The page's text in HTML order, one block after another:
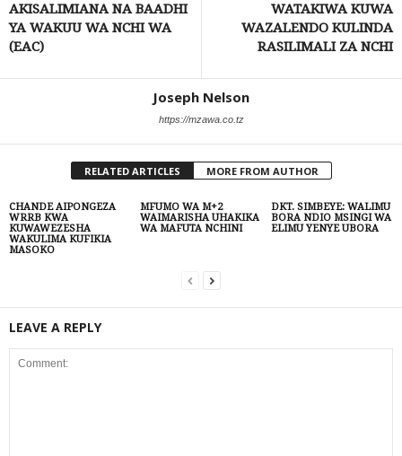
AKISALIMIANA NA BAADHI
YA WAKUU WA NCHI WA
(EAC)
WATAKIWA KUWA
WAZALENDO KULINDA
RASILIMALI ZA NCHI
Joseph Nelson
https://mzawa.co.tz
RELATED ARTICLES MORE FROM AUTHOR
CHANDE AIPONGEZA
WRRB KWA
KUWAWEZESHA
WAKULIMA KUFIKIA
MASOKO
MFUMO WA M+2
WAIMARISHA UHAKIKA
WA MAFUTA NCHINI
DKT. SIMBEYE: WALIMU
BORA NDIO MSINGI WA
ELIMU YENYE UBORA
LEAVE A REPLY